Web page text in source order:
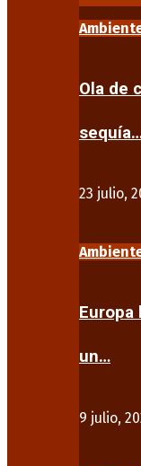
Ola de
23 julio,
Europa
un…
9 julio,